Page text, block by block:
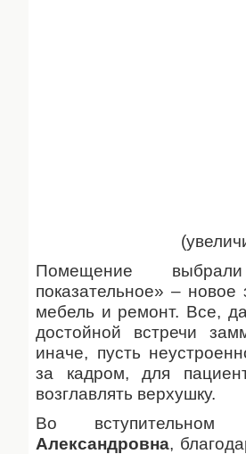
Помещение
показательное» –
мебель и ремонт. Все,
достойной встречи
иначе, пусть
за кадром, для
возглавлять верхушку.
Во
Александровна,